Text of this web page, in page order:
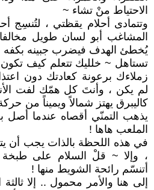
الاحتياط منْ تشاء ~
وتتمادى أحلام يقظتي ، لتُنسِج
المشاغب أبو لسان طويل
يُخطئ الهدف فيضرب جبينه بكفه
تستاهل ~ خلليك تتعلم كيف تكون
زملاءك برعونة كعادتك دون
لم يكن ، وأنتَ كل همّك لفت
كاليبرق يهتز شمالاً ويميناً من
يذهب التمنّي أقصاه عندما
الملعب هاها !
في هذه اللحظة بالذات يجب أن
، وإلا ~ قلْ السلام على طبخة
أتنسّم رائحة الشويط منها !
إلى هنا والأمر محمول .. إلا ثالثة